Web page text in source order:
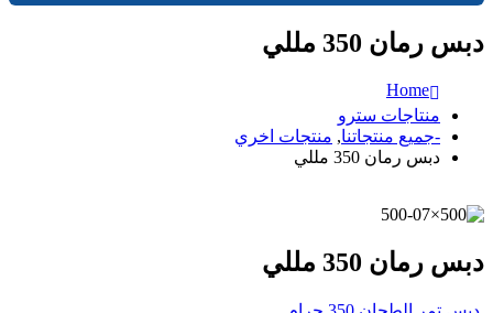
دبس رمان 350 مللي
Home
منتاجات سترو
-جميع منتجاتنا, منتجات اخري
دبس رمان 350 مللي
دبس رمان 350 مللي